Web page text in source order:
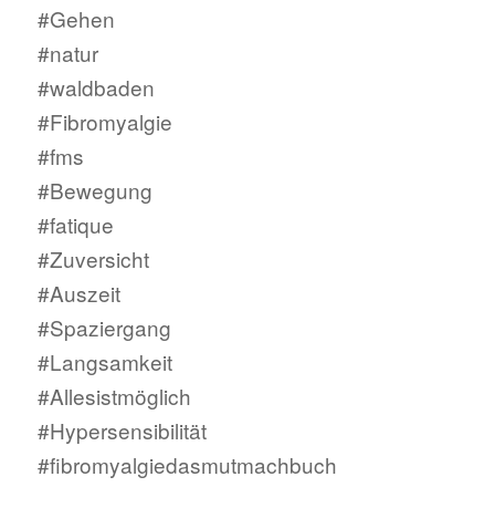
#Gehen
#natur
#waldbaden
#Fibromyalgie
#fms
#Bewegung
#fatique
#Zuversicht
#Auszeit
#Spaziergang
#Langsamkeit
#Allesistmöglich
#Hypersensibilität
#fibromyalgiedasmutmachbuch